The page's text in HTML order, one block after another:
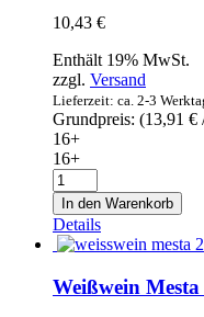
10,43 €
Enthält 19% MwSt.
zzgl. Versand
Lieferzeit: ca. 2-3
Grundpreis: (13,91 €
16+
16+
Roséwein
Mesta
2019
Tempranillo
0,75l
Menge
In den Warenkorb
Details
Weißwein